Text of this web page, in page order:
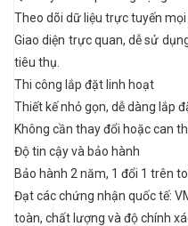
Theo dõi dữ liệu trực tuyến
Giao diện trực quan, dễ sử
tiêu thụ.
Thi công lắp đặt linh hoạt
Thiết kế nhỏ gọn, dễ dàng lắp
Không cần thay đổi hoặc can
Độ tin cậy và bảo hành
Bảo hành 2 năm, 1 đổi 1 trên
Đạt các chứng nhận quốc tế:
toàn, chất lượng và độ chính